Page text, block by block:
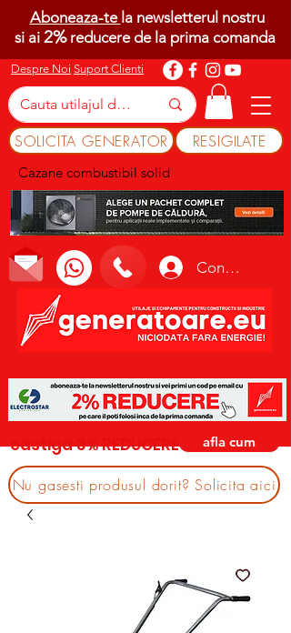
Despre Noi Suport Clienti
SOLICITA GENERATOR RESIGILATE
Cazane combustibil solid
Conectează-te
Aboneaza-te la newsletterul nostru
si ai 2%reducere de la prima comanda
castiga 3% REDUCERE afla cum
Nu gasesti produsul dorit? Solicita aici